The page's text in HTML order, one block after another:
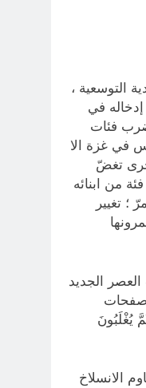
التوسعية ،
في
فئات
في غزة الا
تغضّ
من ابنائه
تغيير
الجديد
صفحات
يُغْلَبُونَ
الانسلاخ